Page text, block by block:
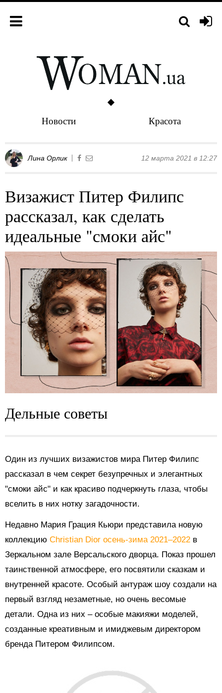
Новости Красота
Лина Орлик 12 марта 2021 в 12:27
Визажист Питер Филипс
рассказал, как сделать
идеальные "смоки айс"
Дельные советы
Один из лучших визажистов мира Питер Филипс
рассказал в чем секрет безупречных и элегантных
"смоки айс" и как красиво подчеркнуть глаза, чтобы
вселить в них нотку загадочности.
Недавно Мария Грация Кьюри представила новую
коллекцию Christian Dior осень-зима 2021–2022 в
Зеркальном зале Версальского дворца. Показ прошел
таинственной атмосфере, его посвятили сказкам и
внутренней красоте. Особый антураж шоу создали на
первый взгляд незаметные, но очень весомые
детали. Одна из них – особые макияжи моделей,
созданные креативным и имиджевым директором
бренда Питером Филипсом.